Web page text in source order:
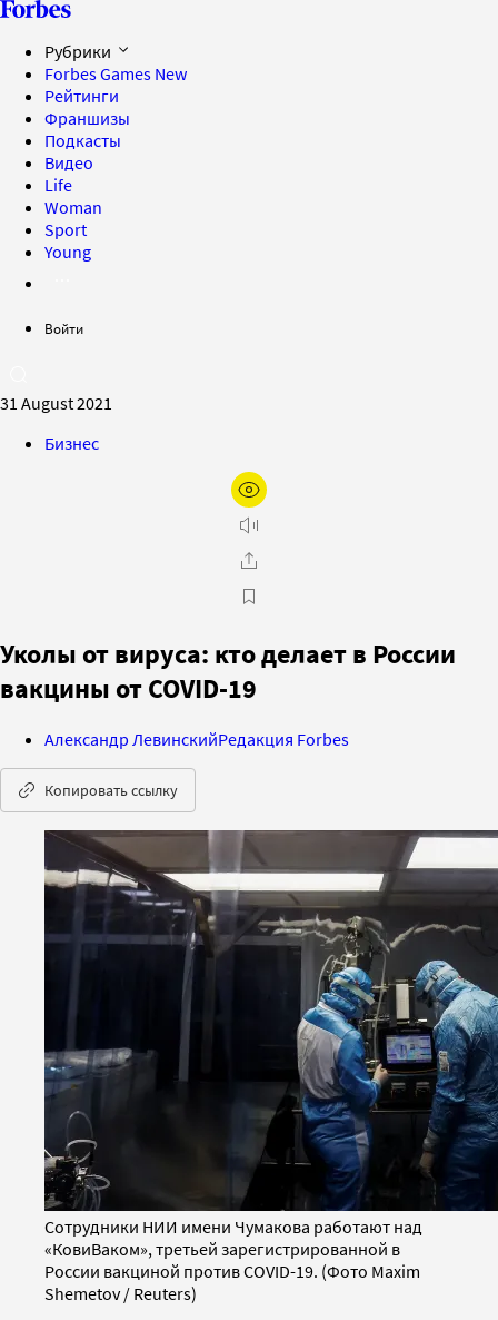
Рубрики
Forbes Games New
Рейтинги
Франшизы
Подкасты
Видео
Life
Woman
Sport
Young
Войти
31 August 2021
Бизнес
Уколы от вируса: кто делает в России
вакцины от COVID-19
Александр ЛевинскийРедакция Forbes
Копировать ссылку
Сотрудники НИИ имени Чумакова работают над
«КовиВаком», третьей зарегистрированной в
России вакциной против COVID-19. (Фото Maxim
Shemetov / Reuters)